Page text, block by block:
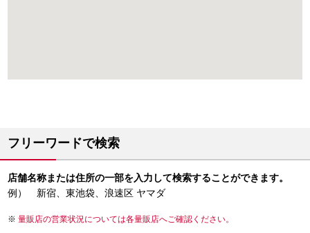
フリーワードで検索
店舗名称または住所の一部を入力して検索することができます。
例） 新宿、東池袋、浪速区 ヤマダ
量販店の営業状況については各量販店へご確認ください。